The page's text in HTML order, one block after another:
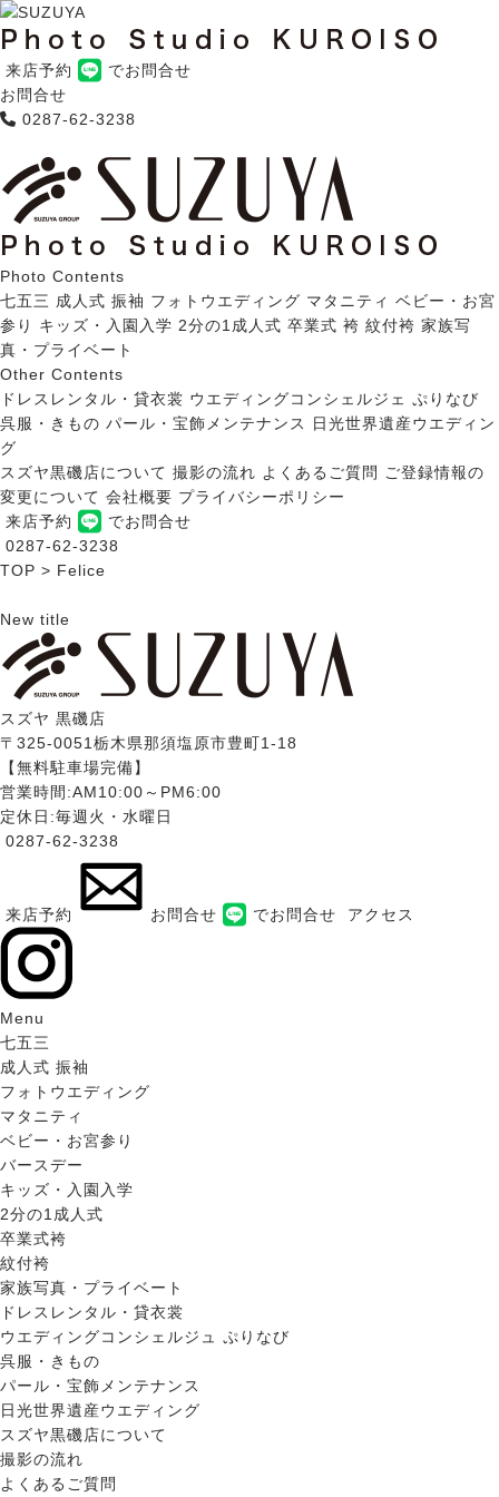
来店予約
でお問合せ
お問合せ
0287-62-3238
Photo Contents
七五三 成人式 振袖 フォトウエディング マタニティ ベビー・お宮
参り
キッズ・入園入学 2分の1成人式 卒業式 袴 紋付袴 家族写
真・プライベート
Other Contents
ドレスレンタル・貸衣裳 ウエディングコンシェルジェ ぷりなび
呉服・きもの パール・宝飾メンテナンス
日光世界遺産ウエディン
グ
スズヤ黒磯店について 撮影の流れ よくあるご質問
ご登録情報の
変更について 会社概要 プライバシーポリシー
来店予約
でお問合せ
0287-62-3238
TOP > Felice
New title
スズヤ 黒磯店
〒325-0051栃木県那須塩原市豊町1-18
【無料駐車場完備】
営業時間:AM10:00～PM6:00
定休日:毎週火・水曜日
0287-62-3238
来店予約 お問合せ でお問合せ アクセス
Menu
七五三
成人式 振袖
フォトウエディング
マタニティ
ベビー・お宮参り
バースデー
キッズ・入園入学
2分の1成人式
卒業式袴
紋付袴
家族写真・プライベート
ドレスレンタル・貸衣裳
ウエディングコンシェルジュ ぷりなび
呉服・きもの
パール・宝飾メンテナンス
日光世界遺産ウエディング
スズヤ黒磯店について
撮影の流れ
よくあるご質問